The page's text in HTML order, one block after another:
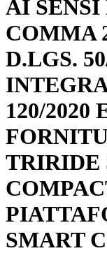
AI SENSI
COMMA
D.LGS.
120/2020
TRIRIDE
SMART